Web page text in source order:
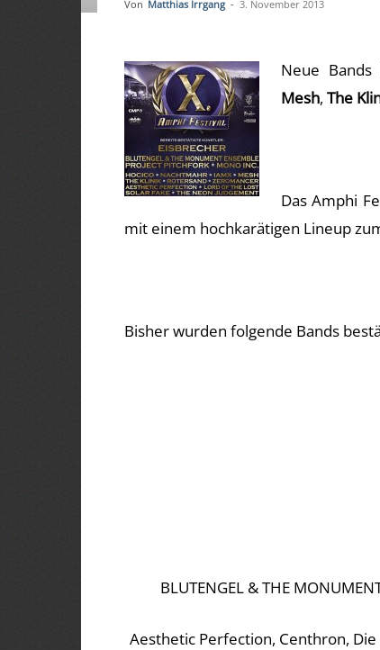
Von Matthias Irrgang - 3. November 2013
Neue Bands
Mesh, The
Das Amphi
mit einem hochkarätigen Lineup
Bisher wurden folgende Bands
BLUTENGEL & THE
Aesthetic Perfection, Centhron, Die